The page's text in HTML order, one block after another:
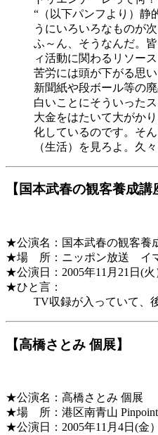
“（以下パンフより）静
うにいろいろなものが
ふ～ん、そうなんだ。
ィ活動に関わるリソー
苦労には頭が下がる思
新聞紙や段ボール等の
白いことにそういった
大金をはたいて大がか
化しているのです。そ
（生活）を見ろよ。久
【国本武春の観客養成
★公演名：国本武春の観客
★場 所：ニッポン放送 イ
★公演日：2005年11月21日(火
★ひと言：
TV収録が入っていて、
【高橋さとみ 個展】
★公演名：高橋さとみ 個展
★場 所：港区南青山 Pinpoint
★公演日：2005年11月4日(金）